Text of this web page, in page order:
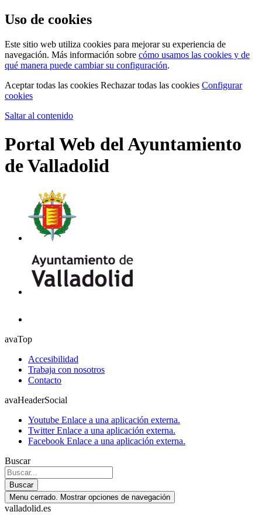
Uso de cookies
Este sitio web utiliza cookies para mejorar su experiencia de
navegación. Más información sobre cómo usamos las cookies y de
qué manera puede cambiar su configuración.
Aceptar todas las cookies Rechazar todas las cookies Configurar
cookies
Saltar al contenido
Portal Web del Ayuntamiento
de Valladolid
avaTop
Accesibilidad
Trabaja con nosotros
Contacto
avaHeaderSocial
Youtube Enlace a una aplicación externa.
TwitterEnlace a una aplicación externa.
Facebook Enlace a una aplicación externa.
Buscar
Buscar
Menu cerrado. Mostrar opciones de navegación
valladolid.es